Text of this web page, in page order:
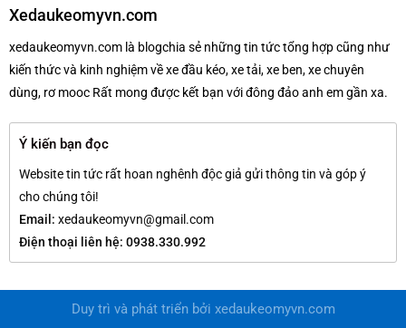
Xedaukeomyvn.com
xedaukeomyvn.com là blogchia sẻ những tin tức tổng hợp cũng như
kiến thức và kinh nghiệm về xe đầu kéo, xe tải, xe ben, xe chuyên
dùng, rơ mooc Rất mong được kết bạn với đông đảo anh em gần xa.
Ý kiến bạn đọc
Website tin tức rất hoan nghênh độc giả gửi thông tin và góp ý
cho chúng tôi!
Email: xedaukeomyvn@gmail.com
Điện thoại liên hệ: 0938.330.992
Duy trì và phát triển bởi xedaukeomyvn.com